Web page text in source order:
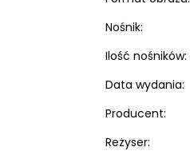
Nośnik:
Ilość nośników:
Data wydania:
Producent:
Reżyser: